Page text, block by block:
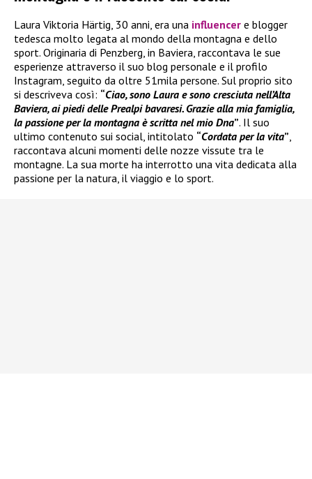
Laura Viktoria Härtig, 30 anni, era una influencer e blogger
tedesca molto legata al mondo della montagna e dello
sport. Originaria di Penzberg, in Baviera, raccontava le sue
esperienze attraverso il suo blog personale e il profilo
Instagram, seguito da oltre 51mila persone. Sul proprio sito
si descriveva così: “Ciao, sono Laura e sono cresciuta nell’Alta
Baviera, ai piedi delle Prealpi bavaresi. Grazie alla mia famiglia,
la passione per la montagna è scritta nel mio Dna”. Il suo
ultimo contenuto sui social, intitolato “Cordata per la vita”,
raccontava alcuni momenti delle nozze vissute tra le
montagne. La sua morte ha interrotto una vita dedicata alla
passione per la natura, il viaggio e lo sport.